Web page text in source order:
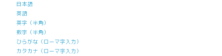
日本語
英語
英字（半角）
数字（半角）
ひらがな（ローマ字入力）
カタカナ（ローマ字入力）